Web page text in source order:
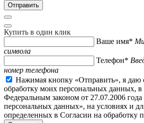
Купить в один клик
Ваше имя*
символа
Телефон*
номер телефона
Нажимая кнопку «Отправить», я даю
обработку моих персональных данных, в
Федеральным законом от 27.07.2006
персональных данных», на условиях и
определенных в Согласии на обработку